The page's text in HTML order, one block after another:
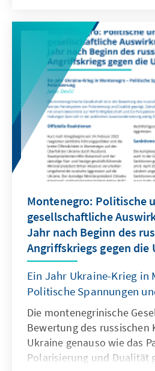
Montenegro: Politische
gesellschaftliche
Jahr nach Beginn des
Angriffskriegs gegen die
Ein Jahr Ukraine-Krieg in
Politische Spannungen
Die montenegrinische
Bewertung des russischen
Ukraine genauso wie das
Polarisierung und Dualität